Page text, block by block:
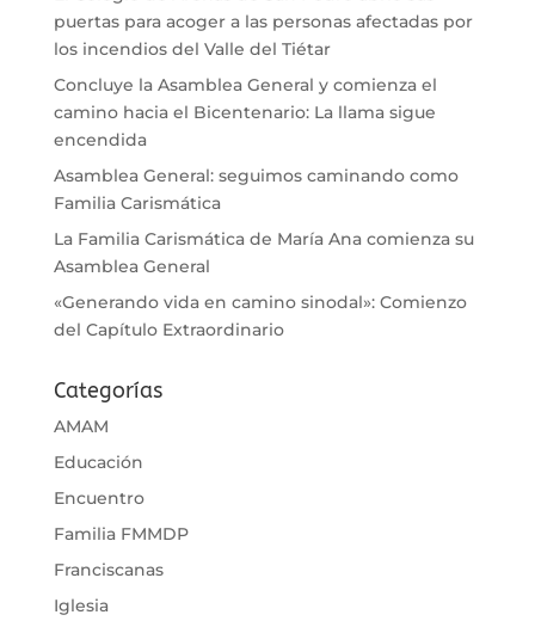
puertas para acoger a las personas afectadas por
los incendios del Valle del Tiétar
Concluye la Asamblea General y comienza el
camino hacia el Bicentenario: La llama sigue
encendida
Asamblea General: seguimos caminando como
Familia Carismática
La Familia Carismática de María Ana comienza su
Asamblea General
«Generando vida en camino sinodal»: Comienzo
del Capítulo Extraordinario
Categorías
AMAM
Educación
Encuentro
Familia FMMDP
Franciscanas
Iglesia